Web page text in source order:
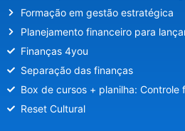
Formação em gestão estratégica
Planejamento financeiro para
Finanças 4you
Separação das finanças
Box de cursos + planilha:
Reset Cultural